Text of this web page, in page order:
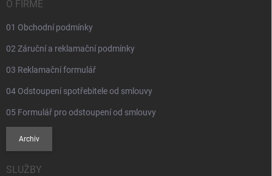
O FIRMĚ
01 Obchodní podmínky
02 Záruční a reklamační podmínky
03 Reklamační formulář
04 Odstoupení spotřebitele od smlouvy
05 Formulář pro odstoupení od smlouvy
Archiv
SLUŽBY